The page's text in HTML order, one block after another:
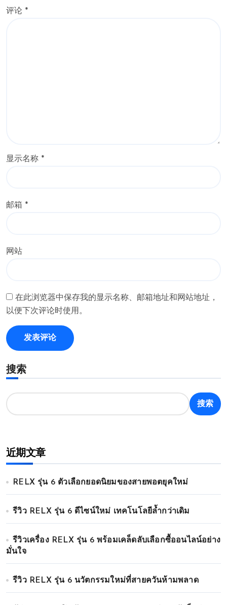
评论 *
显示名称 *
邮箱 *
网站
在此浏览器中保存我的显示名称、邮箱地址和网站地址，
以便下次评论时使用。
搜索
搜索
近期文章
RELX รุ่น 6 ตัวเลือกยอดนิยมของสายพอตยุคใหม่
รีวิว RELX รุ่น 6 ดีไซน์ใหม่ เทคโนโลยีล้ำกว่าเดิม
รีวิวเครื่อง RELX รุ่น 6 พร้อมเคล็ดลับเลือกซื้ออนไลน์อย่าง
มั่นใจ
รีวิว RELX รุ่น 6 นวัตกรรมใหม่ที่สายควันห้ามพลาด